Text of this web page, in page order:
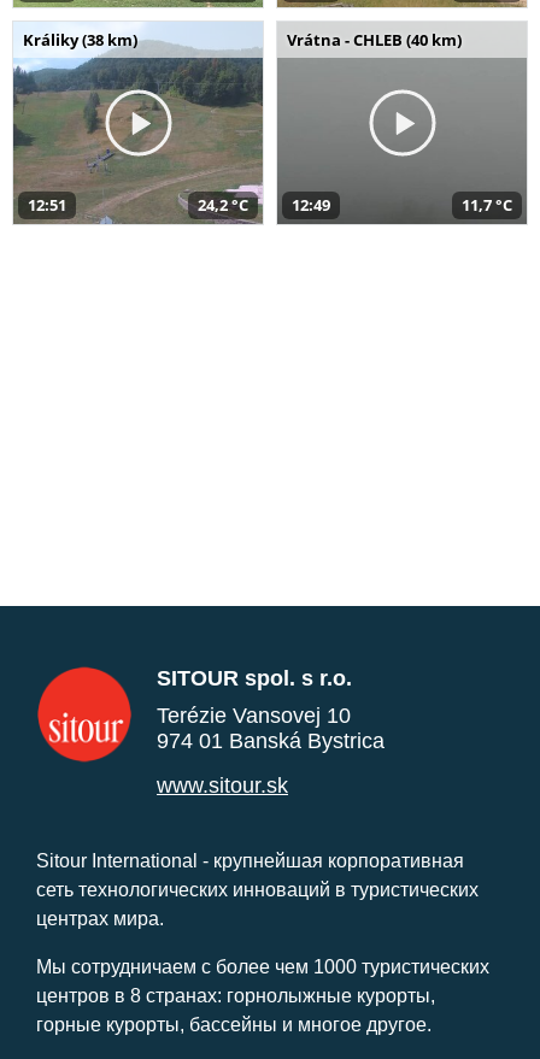
Králiky (38 km)
12:51 24,2 °C
Vrátna - CHLEB (40 km)
12:49 11,7 °C
SITOUR spol. s r.o.
Terézie Vansovej 10
974 01 Banská Bystrica
www.sitour.sk
Sitour International - крупнейшая корпоративная
сеть технологических инноваций в туристических
центрах мира.
Мы сотрудничаем с более чем 1000 туристических
центров в 8 странах: горнолыжные курорты,
горные курорты, бассейны и многое другое.